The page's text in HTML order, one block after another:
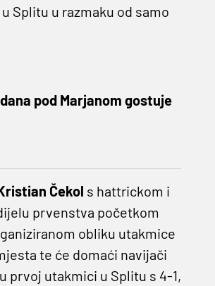
Splitu u razmaku od samo
pod Marjanom gostuje
Čekol s hattrickom i
prvenstva početkom
obliku utakmice
te će domaći navijači
prvoj utakmici u Splitu s 4-1,